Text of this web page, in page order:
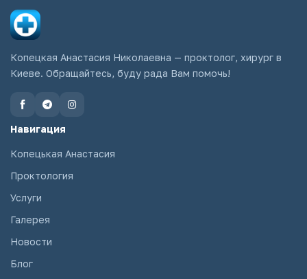
Копецкая Анастасия Николаевна — проктолог, хирург в
Киеве. Обращайтесь, буду рада Вам помочь!
Навигация
Копецькая Анастасия
Проктология
Услуги
Галерея
Новости
Блог